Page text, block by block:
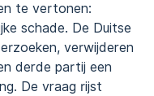
te vertonen:
schade. De Duitse
verwijderen
derde partij een
De vraag rijst